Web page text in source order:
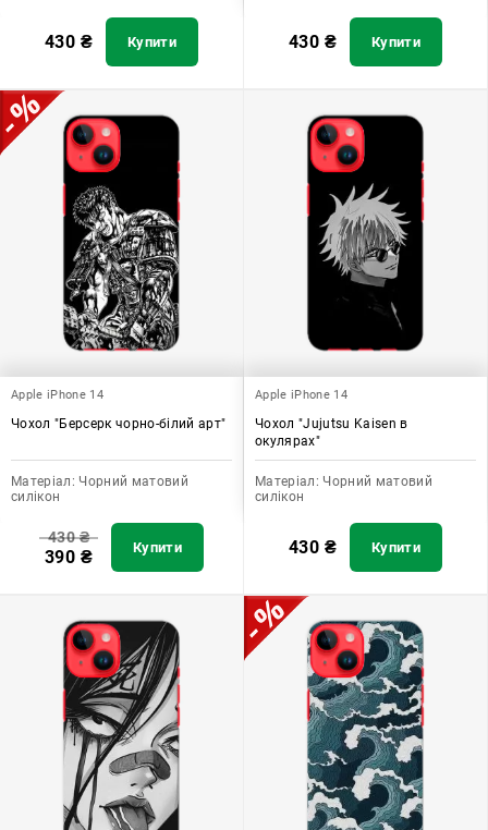
430 ₴ Купити 430 ₴ Купити
Apple iPhone 14
Чохол "Берсерк чорно-білий арт"
Матеріал: Чорний матовий
силікон
430₴
390 ₴ Купити
Apple iPhone 14
Чохол "Jujutsu Kaisen в
окулярах"
Матеріал: Чорний матовий
силікон
430 ₴ Купити